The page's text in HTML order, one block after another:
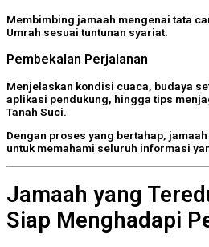
Membimbing jamaah mengenai tata
Umrah sesuai tuntunan syariat.
Pembekalan Perjalanan
Menjelaskan kondisi cuaca, budaya
aplikasi pendukung, hingga tips
Tanah Suci.
Dengan proses yang bertahap,
untuk memahami seluruh informasi
Jamaah yang
Siap Menghadapi